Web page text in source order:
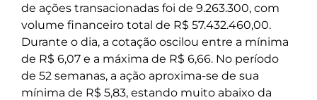
de ações transacionadas foi de 9.263.300, com
volume financeiro total de R$ 57.432.460,00.
Durante o dia, a cotação oscilou entre a mínima
de R$ 6,07 e a máxima de R$ 6,66. No período
de 52 semanas, a ação aproxima-se de sua
mínima de R$ 5,83, estando muito abaixo da